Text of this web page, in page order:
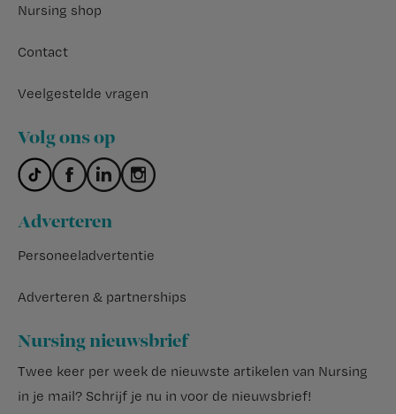
Nursing shop
Contact
Veelgestelde vragen
Volg ons op
Adverteren
Personeeladvertentie
Adverteren & partnerships
Nursing nieuwsbrief
Twee keer per week de nieuwste artikelen van Nursing
in je mail? Schrijf je nu in voor de nieuwsbrief!